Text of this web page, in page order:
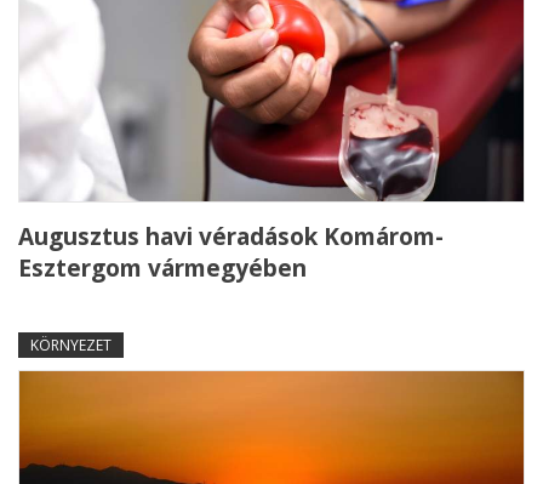
Augusztus havi véradások Komárom-
Esztergom vármegyében
KÖRNYEZET